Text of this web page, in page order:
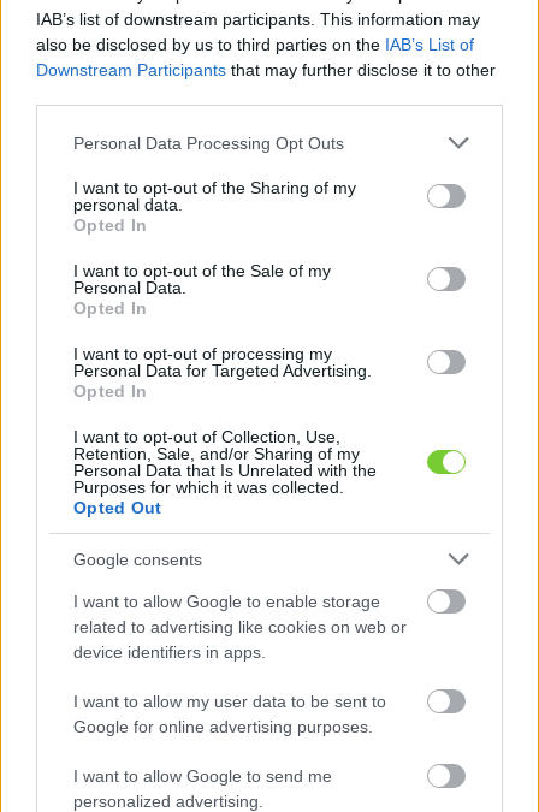
IAB’s list of downstream participants. This information may
also be disclosed by us to third parties on the IAB’s List of
Downstream Participants that may further disclose it to other
Please note that this website/app uses one or more Google
not limited to your visit or usage behaviour. You may click to
grant or deny consent to Google and its third-party tags to
use your data for below specified purposes in below Google
consent section.
Personal Data Processing Opt Outs
I want to opt-out of the Sharing of my
personal data.
Opted In
I want to opt-out of the Sale of my
Personal Data.
Opted In
I want to opt-out of processing my
Personal Data for Targeted Advertising.
Opted In
I want to opt-out of Collection, Use,
Retention, Sale, and/or Sharing of my
Personal Data that Is Unrelated with the
Purposes for which it was collected.
Opted Out
Google consents
I want to allow Google to enable storage
related to advertising like cookies on web or
device identifiers in apps.
I want to allow my user data to be sent to
Google for online advertising purposes.
I want to allow Google to send me
personalized advertising.
Felhasználónév
Jelszó
Elfelejtette jelszavát?
Bejelentkezés
faiskola.hu
Kertészeti, kerti termékek és szolgáltatások térképes
KERTÉSZ ÉS KERTÉSZET REGISZTRÁCIÓ
Galagonya (Crataegus
mordenensis
'Snowbird')
Szürkésbarna törzsű, jó törzsnevelő, kiváló utcai sorfa.
bőrszerű, nem osztott, enyhén fogazott. Korán virágzik,
fehérből fokozatosan megy át rózsaszínbe.
Bővebben:http://www.tahi.hu